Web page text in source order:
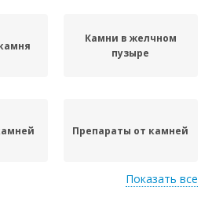
Камни в желчном
пузыре
Препараты от камней
Показать все